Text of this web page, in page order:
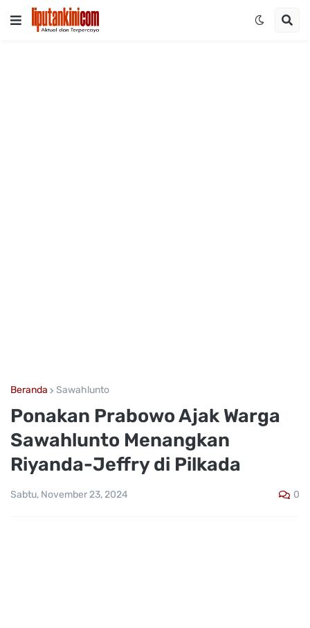
Beranda Sawahlunto
Ponakan Prabowo Ajak Warga
Sawahlunto Menangkan
Riyanda-Jeffry di Pilkada
Sabtu, November 23, 2024 0